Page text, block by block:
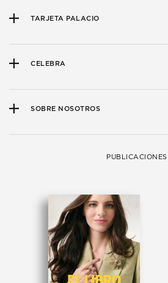
TARJETA PALACIO
CELEBRA
SOBRE NOSOTROS
PUBLICACIONES